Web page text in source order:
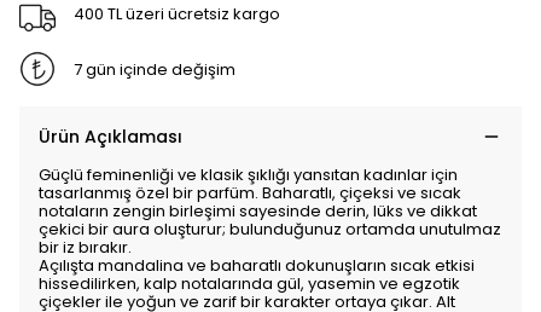
400 TL üzeri ücretsiz kargo
7 gün içinde değişim
Ürün Açıklaması
Güçlü feminenliği ve klasik şıklığı yansıtan kadınlar için
tasarlanmış özel bir parfüm. Baharatlı, çiçeksi ve sıcak
notaların zengin birleşimi sayesinde derin, lüks ve dikkat
çekici bir aura oluşturur; bulunduğunuz ortamda unutulmaz
bir iz bırakır.
Açılışta mandalina ve baharatlı dokunuşların sıcak etkisi
hissedilirken, kalp notalarında gül, yasemin ve egzotik
çiçekler ile yoğun ve zarif bir karakter ortaya çıkar. Alt